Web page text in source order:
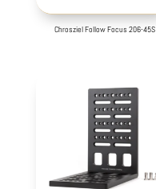
Chrosziel Follow Focus 206-45S